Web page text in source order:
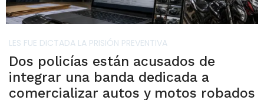
LES FUE DICTADA LA PRISIÓN PREVENTIVA
Dos policías están acusados de
integrar una banda dedicada a
comercializar autos y motos robados